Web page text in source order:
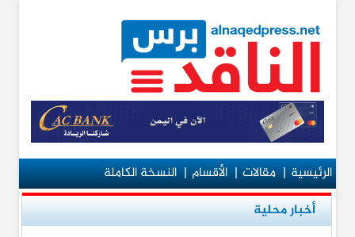
الرئيسية|مقالات|الأقسام|النسخة الكاملة
أخبار محلية